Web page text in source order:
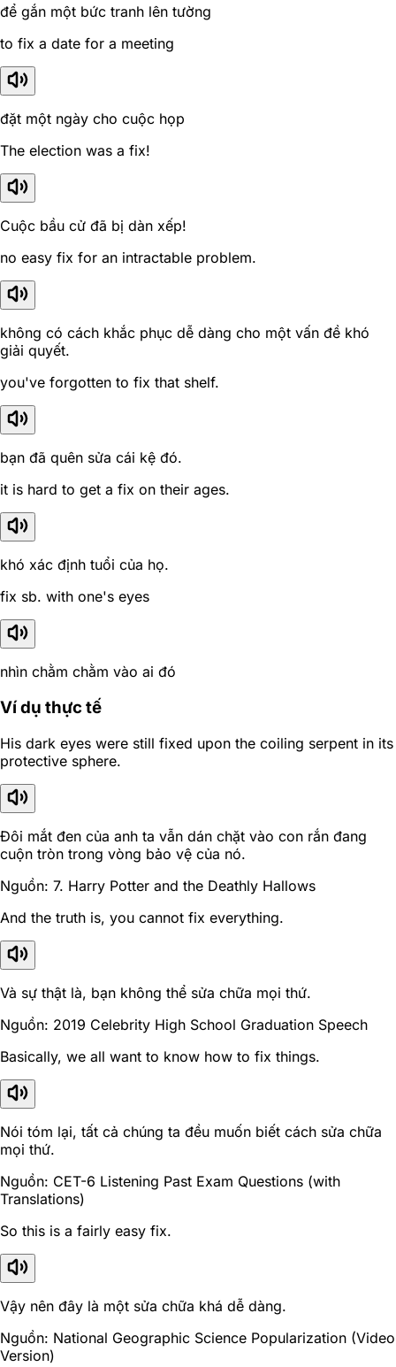
để gắn một bức tranh lên tường
to fix a date for a meeting
đặt một ngày cho cuộc họp
The election was a fix!
Cuộc bầu cử đã bị dàn xếp!
no easy fix for an intractable problem.
không có cách khắc phục dễ dàng cho một vấn đề khó
giải quyết.
you've forgotten to fix that shelf.
bạn đã quên sửa cái kệ đó.
it is hard to get a fix on their ages.
khó xác định tuổi của họ.
fix sb. with one's eyes
nhìn chằm chằm vào ai đó
Ví dụ thực tế
His dark eyes were still fixed upon the coiling serpent in its
protective sphere.
Đôi mắt đen của anh ta vẫn dán chặt vào con rắn đang
cuộn tròn trong vòng bảo vệ của nó.
Nguồn: 7. Harry Potter and the Deathly Hallows
And the truth is, you cannot fix everything.
Và sự thật là, bạn không thể sửa chữa mọi thứ.
Nguồn: 2019 Celebrity High School Graduation Speech
Basically, we all want to know how to fix things.
Nói tóm lại, tất cả chúng ta đều muốn biết cách sửa chữa
mọi thứ.
Nguồn: CET-6 Listening Past Exam Questions (with
Translations)
So this is a fairly easy fix.
Vậy nên đây là một sửa chữa khá dễ dàng.
Nguồn: National Geographic Science Popularization (Video
Version)